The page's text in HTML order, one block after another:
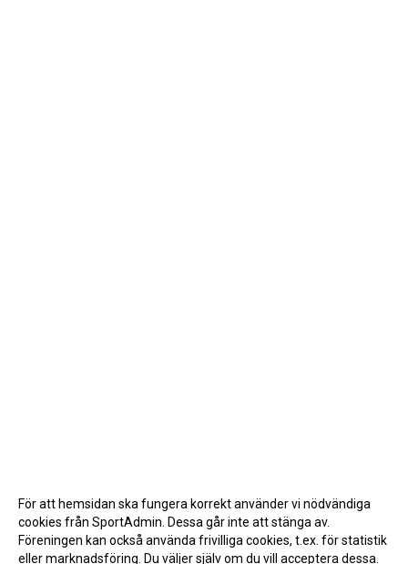
För att hemsidan ska fungera korrekt använder vi nödvändiga
cookies från SportAdmin. Dessa går inte att stänga av.
Föreningen kan också använda frivilliga cookies, t.ex. för statistik
eller marknadsföring. Du väljer själv om du vill acceptera dessa.